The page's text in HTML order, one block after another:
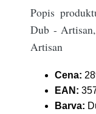
Popis
Dub -
Artisan
Cena:
EAN:
Barva: